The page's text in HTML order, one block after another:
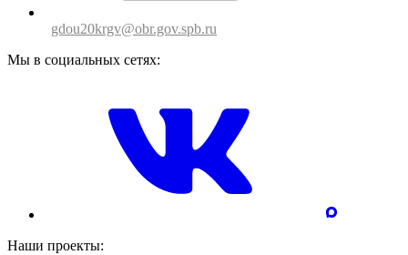
gdou20krgv@obr.gov.spb.ru
Мы в социальных сетях:
Наши проекты: